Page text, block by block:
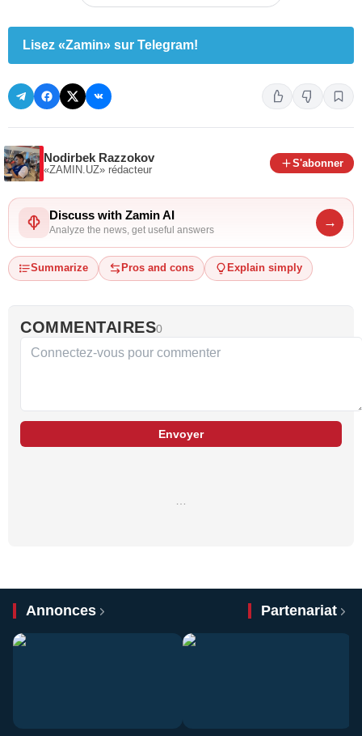
Lisez «Zamin» sur Telegram!
Nodirbek Razzokov
«ZAMIN.UZ» rédacteur
S'abonner
Discuss with Zamin AI
Analyze the news, get useful answers
→
Summarize Pros and cons Explain simply
COMMENTAIRES0
Envoyer
Annonces Partenariat